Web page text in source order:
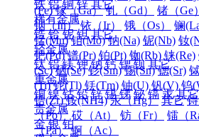
(Fe) 镓（Ga） 钆（Gd） 锗（Ge）
铟（In） 铱（Ir） 锇（Os） 镧
锰(Mn) 钼(Mo) 钠(Na) 铌(Nb) 钕
钯(Pd) 镨(Pr) 铂(Pt) 铷(Rb) 铼(Re)
(Sc) 硒(Se) 钐(Sm) 锡(Sn) 锶(Sr)
(Ti) 铊(Tl) 铥(Tm) 铀(U) 钒(V) 钨
锆(Zr) 铵(NH4) 汞（Hg） 其它 锝
（Po） 砹（At） 钫（Fr） 镭（
（Pa） 锕（Ac）
铁 铝 铜 锌 其它
稀有金属
锆 铪 铌 钽 其它
轻金属
钛 铝 镁 钾 钠 钙 锶 钡 其它
重金属
铜 镍 钴 铅 锌 锡 锑 铋 镉 汞 其它
贵金属
金 银 铂